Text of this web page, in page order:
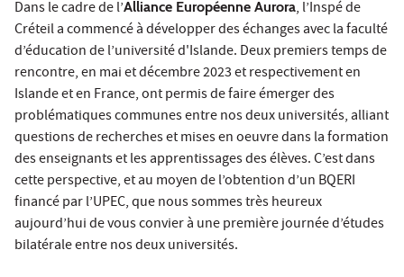
Dans le cadre de l’Alliance Européenne Aurora, l’Inspé de
Créteil a commencé à développer des échanges avec la faculté
d’éducation de l’université d'Islande. Deux premiers temps de
rencontre, en mai et décembre 2023 et respectivement en
Islande et en France, ont permis de faire émerger des
problématiques communes entre nos deux universités, alliant
questions de recherches et mises en oeuvre dans la formation
des enseignants et les apprentissages des élèves. C’est dans
cette perspective, et au moyen de l’obtention d’un BQERI
financé par l’UPEC, que nous sommes très heureux
aujourd’hui de vous convier à une première journée d’études
bilatérale entre nos deux universités.